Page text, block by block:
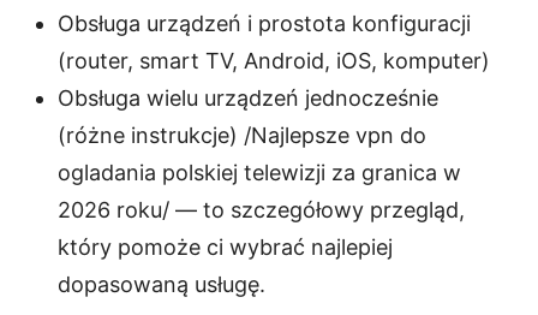
Obsługa urządzeń i prostota konfiguracji
(router, smart TV, Android, iOS, komputer)
Obsługa wielu urządzeń jednocześnie
(różne instrukcje) /Najlepsze vpn do
ogladania polskiej telewizji za granica w
2026 roku/ — to szczegółowy przegląd,
który pomoże ci wybrać najlepiej
dopasowaną usługę.